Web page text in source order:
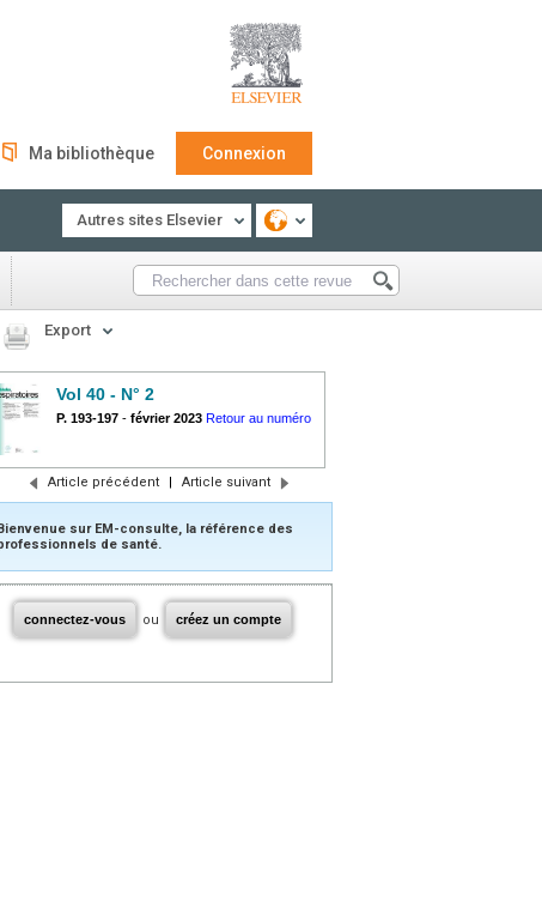
Ma bibliothèque Connexion
Autres sites Elsevier
Export
Vol 40 - N° 2
P. 193-197 - février 2023 Retour au numéro
Article précédent | Article suivant
sur EM-consulte, la référence des
de santé.
connectez-vous ou créez un compte